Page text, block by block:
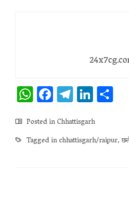
WhatsApp
Facebook
Telegram
Posted inChhattisgarh
Tagged inchhattisgarh/raipur,